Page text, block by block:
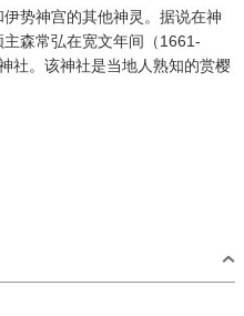
势神宫的其他神灵。据说在神
森常弘在宽文年间（1661-
社。该神社是当地人熟知的赏樱